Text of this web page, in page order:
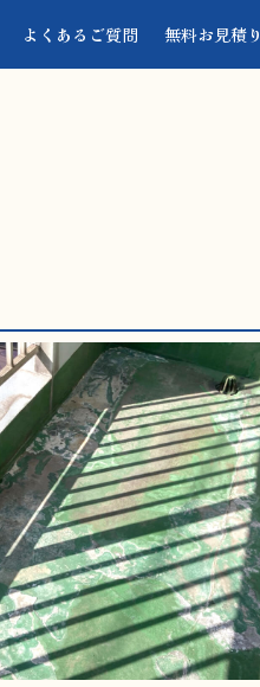
よくあるご質問 無料お見積り